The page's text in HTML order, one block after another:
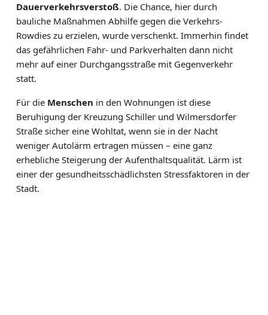
Dauerverkehrsverstoß. Die Chance, hier durch
bauliche Maßnahmen Abhilfe gegen die Verkehrs-
Rowdies zu erzielen, wurde verschenkt. Immerhin findet
das gefährlichen Fahr- und Parkverhalten dann nicht
mehr auf einer Durchgangsstraße mit Gegenverkehr
statt.
Für die Menschen in den Wohnungen ist diese
Beruhigung der Kreuzung Schiller und Wilmersdorfer
Straße sicher eine Wohltat, wenn sie in der Nacht
weniger Autolärm ertragen müssen – eine ganz
erhebliche Steigerung der Aufenthaltsqualität. Lärm ist
einer der gesundheitsschädlichsten Stressfaktoren in der
Stadt.